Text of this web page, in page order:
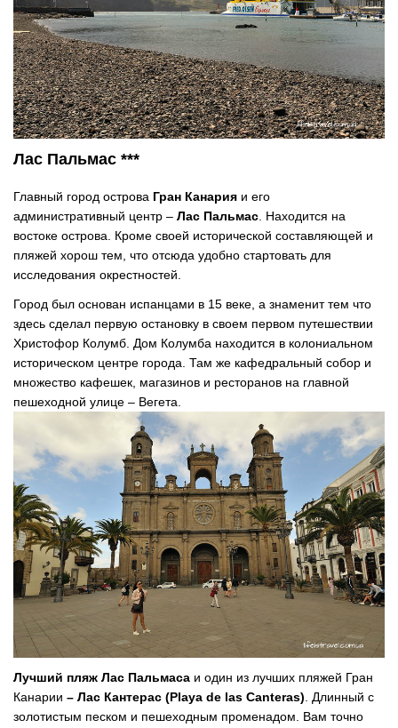
Лас Пальмас ***
Главный город острова Гран Канария и его
административный центр – Лас Пальмас. Находится на
востоке острова. Кроме своей исторической составляющей и
пляжей хорош тем, что отсюда удобно стартовать для
исследования окрестностей.
Город был основан испанцами в 15 веке, а знаменит тем что
здесь сделал первую остановку в своем первом путешествии
Христофор Колумб. Дом Колумба находится в колониальном
историческом центре города. Там же кафедральный собор и
множество кафешек, магазинов и ресторанов на главной
пешеходной улице – Вегета.
Лучший пляж Лас Пальмаса и один из лучших пляжей Гран
Канарии – Лас Кантерас (Playa de las Canteras) . Длинный с
золотистым песком и пешеходным променадом. Вам точно